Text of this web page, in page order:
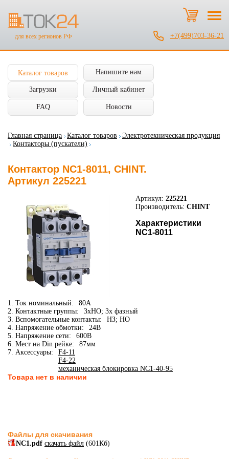
для всех регионов РФ +7(499)703-36-21
Каталог товаров Напишите нам
Загрузки Личный кабинет
FAQ Новости
Главная страница Каталог товаров
Электротехническая продукция
Контакторы (пускатели)
Контактор NC1-8011, CHINT.
Артикул 225221
Артикул: 225221
Производитель: CHINT
Характеристики
NC1-8011
1. Ток номинальный:
80А
2. Контактные группы:
3xНО; 3х фазный
3. Вспомогательные контакты:
НЗ; НО
4. Напряжение обмотки:
24В
5. Напряжение сети:
600В
6. Мест на Din рейке:
87мм
7. Аксессуары:
F4-11
F4-22
механическая блокировка NC1-40-95
Товара нет в наличии
Файлы для скачивания
NC1.pdf скачать файл (601Кб)